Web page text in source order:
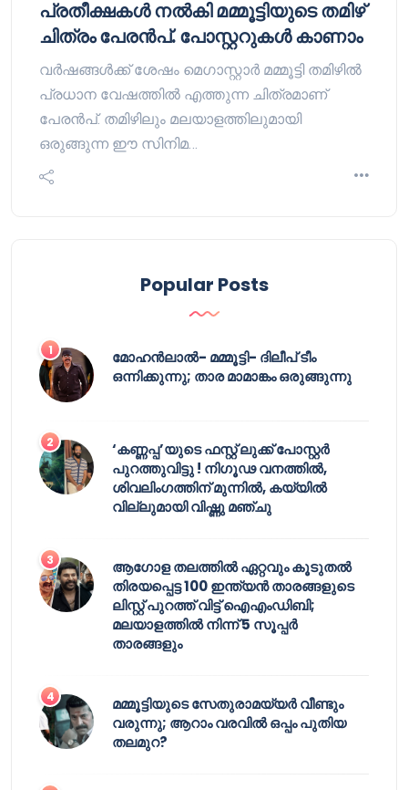
പ്രതീക്ഷകള്‍ നല്‍കി മമ്മൂട്ടിയുടെ തമിഴ്
ചിത്രം പേരന്‍പ്. പോസ്റ്ററുകള്‍ കാണാം
വര്‍ഷങ്ങള്‍ക്ക് ശേഷം മെഗാസ്റ്റാര്‍ മമ്മൂട്ടി തമിഴില്‍
പ്രധാന വേഷത്തില്‍ എത്തുന്ന ചിത്രമാണ്
പേരന്‍പ്. തമിഴിലും മലയാളത്തിലുമായി
ഒരുങ്ങുന്ന ഈ സിനിമ…
Popular Posts
മോഹൻലാൽ- മമ്മൂട്ടി- ദിലീപ് ടീം
ഒന്നിക്കുന്നു; താര മാമാങ്കം ഒരുങ്ങുന്നു
‘കണ്ണപ്പ’യുടെ ഫസ്റ്റ് ലുക്ക് പോസ്റ്റർ
പുറത്തുവിട്ടു ! നിഗൂഢ വനത്തിൽ,
ശിവലിംഗത്തിന് മുന്നിൽ, കയ്യിൽ
വില്ലുമായി വിഷ്ണു മഞ്ചു
ആഗോള തലത്തിൽ ഏറ്റവും കൂടുതൽ
തിരയപ്പെട്ട 100 ഇന്ത്യൻ താരങ്ങളുടെ
ലിസ്റ്റ് പുറത്ത് വിട്ട് ഐഎംഡിബി;
മലയാളത്തിൽ നിന്ന് 5 സൂപ്പർ
താരങ്ങളും
മമ്മൂട്ടിയുടെ സേതുരാമയ്യർ വീണ്ടും
വരുന്നു; ആറാം വരവിൽ ഒപ്പം പുതിയ
തലമുറ?